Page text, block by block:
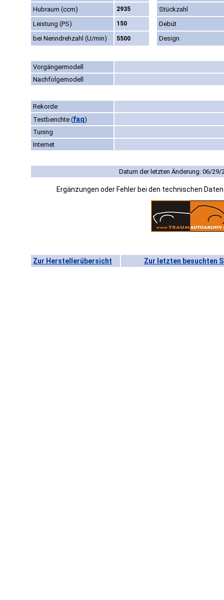
Hubraum (ccm)
2935
Stückzahl
Leistung (PS)
150
Debüt
bei Nenndrehzahl (U/min)
5500 Design
Vorgängermodell
Nachfolgemodell
Rekorde
Testberichte (faq)
Tuning
Internet
Datum der letzten Änderung: 06/29/
Ergänzungen oder Fehler bei den technischen
Zur Herstellerübersicht Zur letzten besuchten